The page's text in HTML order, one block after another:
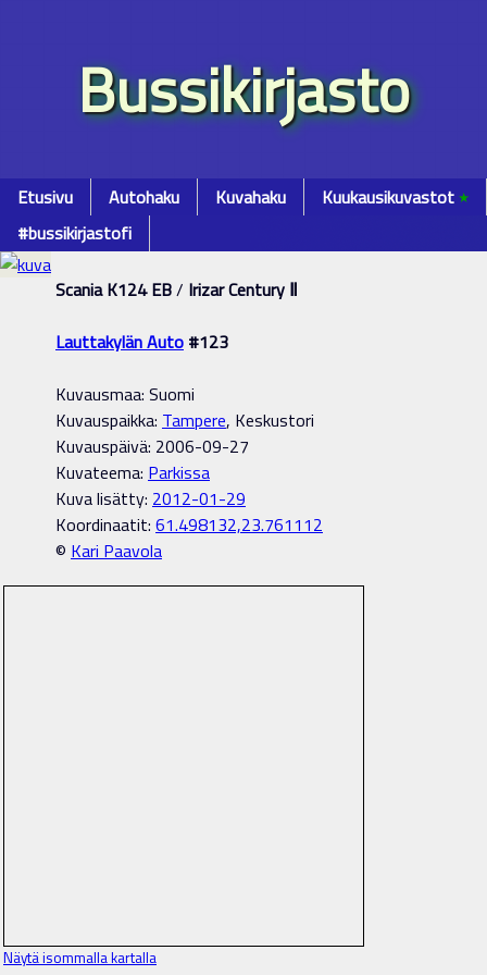
Bussikirjasto
Etusivu Autohaku Kuvahaku Kuukausikuvastot٭
#bussikirjastofi
Scania K124 EB/ Irizar Century Ⅱ
Lauttakylän Auto #123
Kuvausmaa: Suomi
Kuvauspaikka: Tampere, Keskustori
Kuvauspäivä: 2006-09-27
Kuvateema: Parkissa
Kuva lisätty: 2012-01-29
Koordinaatit: 61.498132,23.761112
© Kari Paavola
Näytä isommalla kartalla